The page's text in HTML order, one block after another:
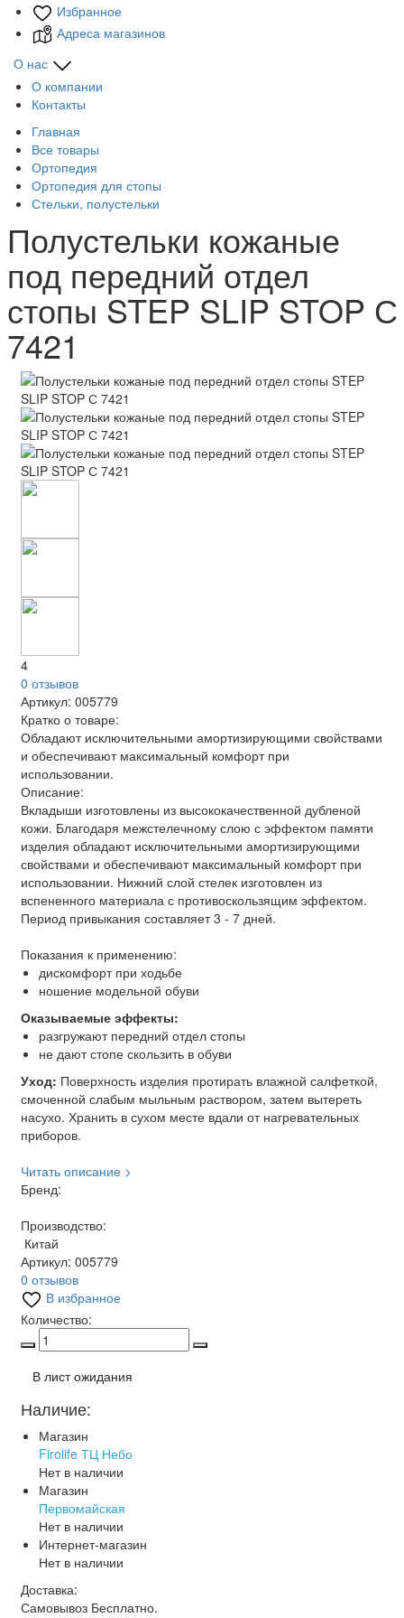
Избранное
Адреса магазинов
О нас
О компании
Контакты
Главная
Все товары
Ортопедия
Ортопедия для стопы
Стельки, полустельки
Полустельки кожаные
под передний отдел
стопы STEP SLIP STOP С
7421
4
0 отзывов
Артикул: 005779
Кратко о товаре:
Обладают исключительными амортизирующими свойствами
и обеспечивают максимальный комфорт при
использовании.
Описание:
Вкладыши изготовлены из высококачественной дубленой
кожи. Благодаря межстелечному слою с эффектом памяти
изделия обладают исключительными амортизирующими
свойствами и обеспечивают максимальный комфорт при
использовании. Нижний слой стелек изготовлен из
вспененного материала с противоскользящим эффектом.
Период привыкания составляет 3 - 7 дней.
Показания к применению:
дискомфорт при ходьбе
ношение модельной обуви
Оказываемые эффекты:
разгружают передний отдел стопы
не дают стопе скользить в обуви
Уход: Поверхность изделия протирать влажной салфеткой,
смоченной слабым мыльным раствором, затем вытереть
насухо. Хранить в сухом месте вдали от нагревательных
приборов.
Читать описание >
Бренд:
Производство:
Китай
Артикул: 005779
0 отзывов
В избранное
Количество:
В лист ожидания
Наличие:
Магазин
Firolife ТЦ Небо
Нет в наличии
Магазин
Первомайская
Нет в наличии
Интернет-магазин
Нет в наличии
Доставка:
СамовывозБесплатно.